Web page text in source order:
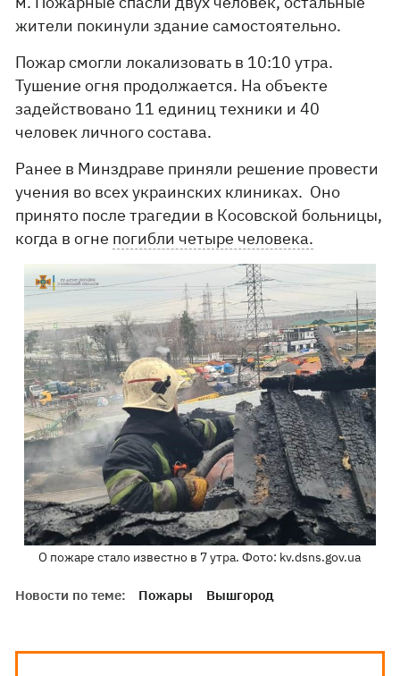
жители покинули здание самостоятельно.
Пожар смогли локализовать в 10:10 утра.
Тушение огня продолжается. На объекте
задействовано 11 единиц техники и 40
человек личного состава.
Ранее в Минздраве приняли решение провести
учения во всех украинских клиниках. Оно
принято после трагедии в Косовской больницы,
когда в огне погибли четыре человека.
О пожаре стало известно в 7 утра. Фото: kv.dsns.gov.ua
Новости по теме: Пожары Вышгород